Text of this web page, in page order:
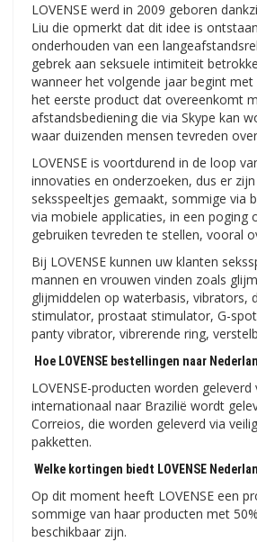
LOVENSE werd in 2009 geboren
Liu die opmerkt dat dit idee is
onderhouden van een
gebrek aan seksuele intimiteit
wanneer het volgende jaar begint met
het eerste product dat overeenkomt
afstandsbediening die via Skype kan
waar duizenden mensen tevreden
LOVENSE is voortdurend in de loop
innovaties en onderzoeken, dus er
seksspeeltjes gemaakt, sommige via
via mobiele applicaties, in een poging
gebruiken tevreden te stellen, vooral
Bij LOVENSE kunnen uw klanten
mannen en vrouwen vinden zoals
glijmiddelen op waterbasis, vibrators,
stimulator, prostaat stimulator, G-
panty vibrator, vibrerende ring,
Hoe LOVENSE bestellingen naar
LOVENSE-producten worden
internationaal naar Brazilië wordt
Correios, die worden geleverd via
pakketten.
Welke kortingen biedt LOVENSE
Op dit moment heeft LOVENSE een
sommige van haar producten met
beschikbaar zijn.